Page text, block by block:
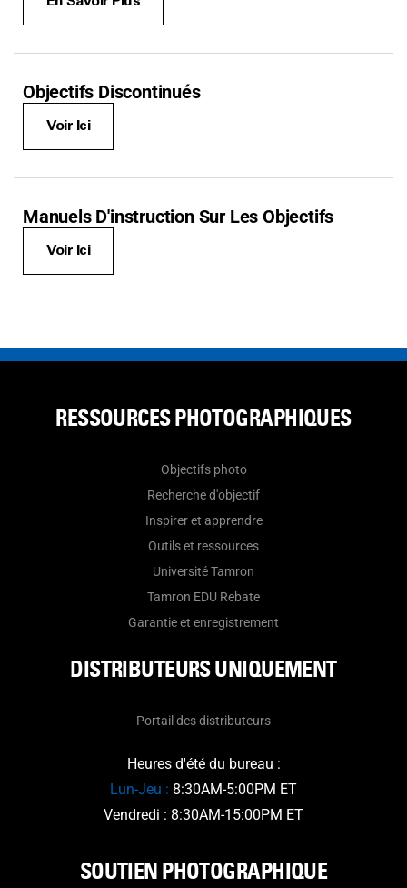
Objectifs Discontinués
Voir Ici
Manuels D'instruction Sur Les Objectifs
Voir Ici
RESSOURCES PHOTOGRAPHIQUES
Objectifs photo
Recherche d'objectif
Inspirer et apprendre
Outils et ressources
Université Tamron
Tamron EDU Rebate
Garantie et enregistrement
DISTRIBUTEURS UNIQUEMENT
Portail des distributeurs
Heures d'été du bureau :
Lun-Jeu : 8:30AM-5:00PM ET
Vendredi : 8:30AM-15:00PM ET
SOUTIEN PHOTOGRAPHIQUE